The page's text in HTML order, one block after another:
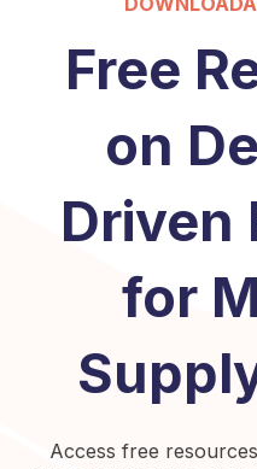
Free
on
Driven
for
Access free